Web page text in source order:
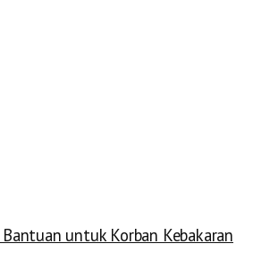
untuk Korban Kebakaran